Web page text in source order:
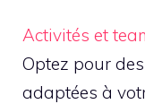
Activités et
Optez pour
adaptées à